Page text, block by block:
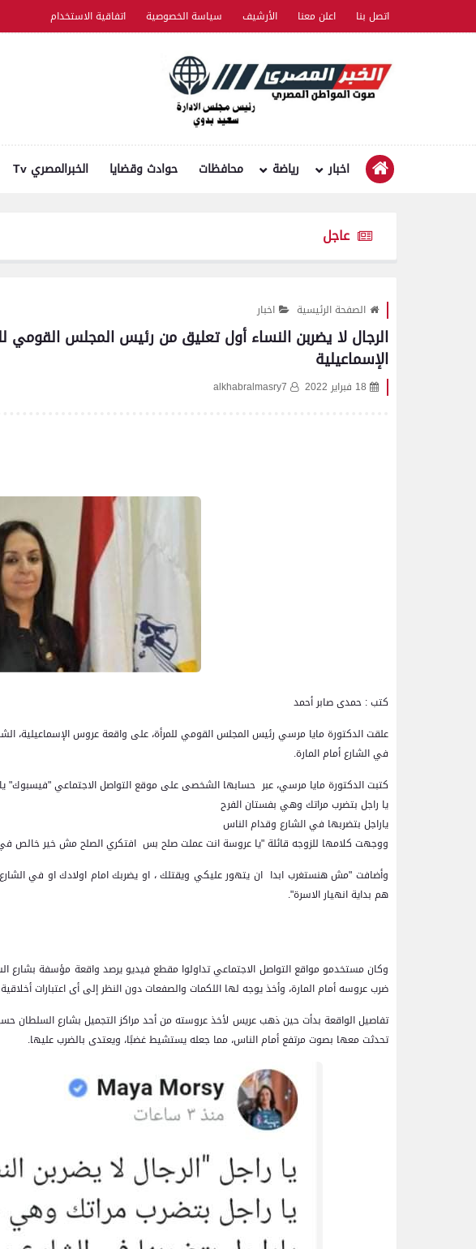
اتصل بنا اعلن معنا الأرشيف سياسة الخصوصية اتفاقية الاستخدام
اخبار رياضة محافظات حوادث وقضايا الخبرالمصري Tv
عاجل
الصفحة الرئيسية اخبار
الرجال لا يضربن النساء أول تعليق من رئيس المجلس
الإسماعيلية
18 فبراير 2022 alkhabralmasry7
كتب : حمدى صابر أحمد
علقت الدكتورة مايا مرسي رئيس المجلس القومي للمرأة، على واقعة عروس الإسماعيلية،
في الشارع أمام المارة.
كتبت الدكتورة مايا مرسي، عبر حسابها الشخصى على موقع التواصل الاجتماعي "فيسبوك" يا
يا راجل بتضرب مراتك وهي بفستان الفرح
ياراجل بتضربها في الشارع وقدام الناس
ووجهت كلامها للزوجه قائلة "يا عروسة انت عملت صلح بس افتكري الصلح مش خير خالص
وأضافت "مش هنستغرب ابدا ان يتهور عليكي ويقتلك ، او يضربك امام اولادك او في الشارع
هم بداية انهيار الاسرة".
وكان مستخدمو مواقع التواصل الاجتماعي تداولوا مقطع فيديو يرصد واقعة مؤسفة بشارع
ضرب عروسه أمام المارة، وأخذ يوجه لها اللكمات والصفعات دون النظر إلى أى اعتبارات أخلاقية
تفاصيل الواقعة بدأت حين ذهب عريس لأخذ عروسته من أحد مراكز التجميل بشارع السلطان
تحدثت معها بصوت مرتفع أمام الناس، مما جعله يستشيط غضبًا، ويعتدى بالضرب عليها.